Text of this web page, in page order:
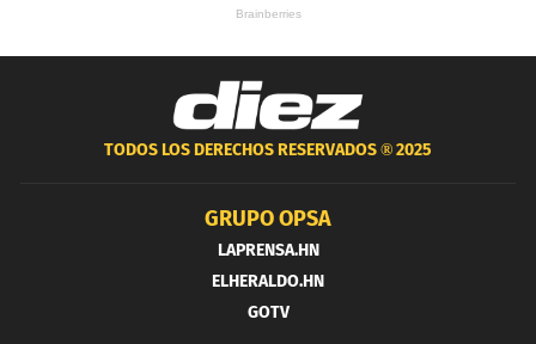
TODOS LOS DERECHOS RESERVADOS ®2025
GRUPO OPSA
LAPRENSA.HN
ELHERALDO.HN
GOTV